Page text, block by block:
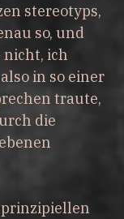
stereotyps,
so, und
nicht, ich
in so einer
traute,
die
prinzipiellen